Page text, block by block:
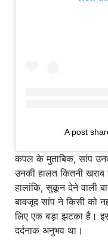
A post
कपल के मुताबिक, सांप
उनकी हालत कितनी खराब
हालांकि, सुकून देने वाली
बावजूद सांप ने किसी को
लिए एक बड़ा झटका है।
दर्दनाक अनुभव था।